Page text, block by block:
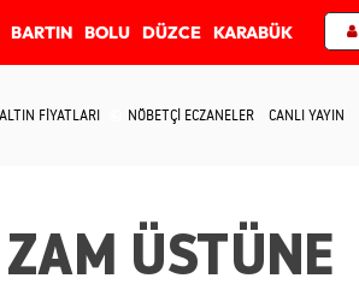
BARTIN BOLU DÜZCE KARABÜK
ALTIN FİYATLARI NÖBETÇİ ECZANELER CANLI YAYIN
ÜSTÜNE